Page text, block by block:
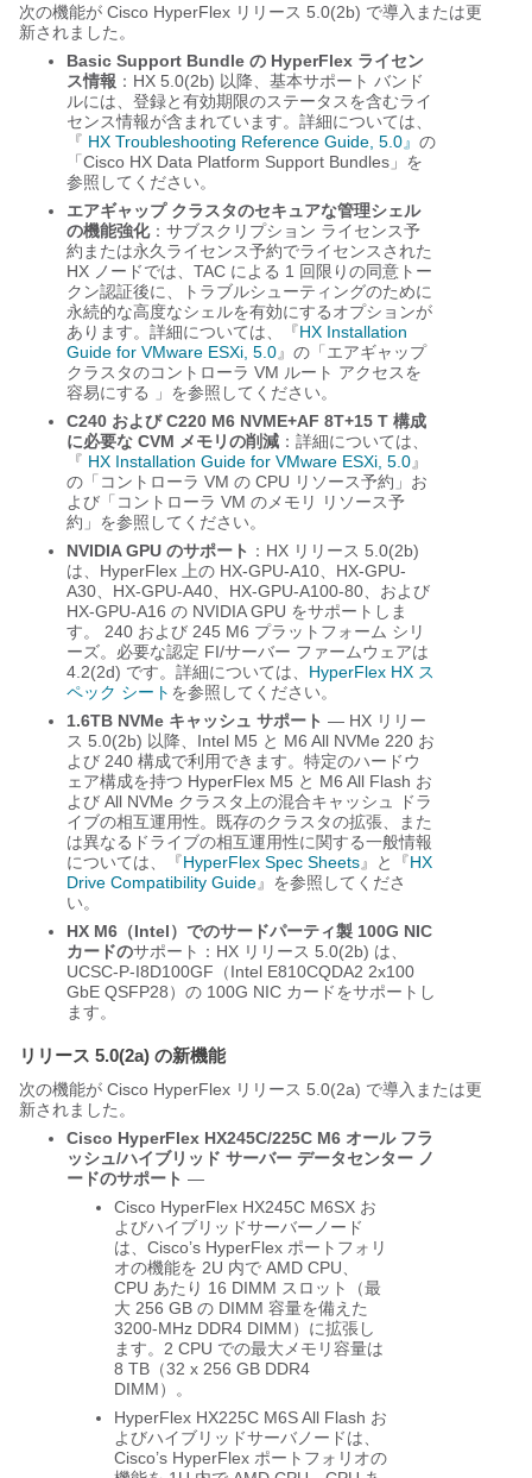
次の機能が Cisco HyperFlex リリース 5.0(2b) で導入または更
新されました。
Basic Support Bundle の HyperFlex ライセン
ス情報 ：HX 5.0(2b) 以降、基本サポート バンド
ルには、登録と有効期限のステータスを含むライ
センス情報が含まれています。詳細については、
『 HX Troubleshooting Reference Guide, 5.0』 の
「Cisco HX Data Platform Support Bundles」を
参照してください。
エアギャップ クラスタのセキュアな管理シェル
の機能強化：サブスクリプション ライセンス予
約または永久ライセンス予約でライセンスされた
HX ノードでは、TAC による 1 回限りの同意トー
クン認証後に、トラブルシューティングのために
永続的な高度なシェルを有効にするオプションが
あります。詳細については、『HX Installation
Guide for VMware ESXi, 5.0』の「エアギャップ
クラスタのコントローラ VM ルート アクセスを
容易にする 」を参照してください。
C240 および C220 M6 NVME+AF 8T+15 T 構成
に必要な CVM メモリの削減 ：詳細については、
『 HX Installation Guide for VMware ESXi, 5.0』
の「コントローラ VM の CPU リソース予約」お
よび「コントローラ VM のメモリ リソース予
約」を参照してください。
NVIDIA GPU のサポート ：HX リリース 5.0(2b)
は、HyperFlex 上の HX-GPU-A10、HX-GPU-
A30、HX-GPU-A40、HX-GPU-A100-80、および
HX-GPU-A16 の NVIDIA GPU をサポートしま
す。 240 および 245 M6 プラットフォーム シリ
ーズ。必要な認定 FI/サーバー ファームウェアは
4.2(2d) です。詳細については、 HyperFlex HX ス
ペック シート を参照してください。
1.6TB NVMe キャッシュ サポート — HX リリー
ス 5.0(2b) 以降、Intel M5 と M6 All NVMe 220 お
よび 240 構成で利用できます。特定のハードウ
ェア構成を持つ HyperFlex M5 と M6 All Flash お
よび All NVMe クラスタ上の混合キャッシュ ドラ
イブの相互運用性。既存のクラスタの拡張、また
は異なるドライブの相互運用性に関する一般情報
については、『HyperFlex Spec Sheets』と『HX
Drive Compatibility Guide』を参照してくださ
い。
HX M6（Intel）でのサードパーティ製 100G NIC
カードのサポート：HX リリース 5.0(2b) は、
UCSC-P-I8D100GF（Intel E810CQDA2 2x100
GbE QSFP28）の 100G NIC カードをサポートし
ます。
リリース 5.0(2a) の新機能
次の機能が Cisco HyperFlex リリース 5.0(2a) で導入または更
新されました。
Cisco HyperFlex HX245C/225C M6 オール フラ
ッシュ/ハイブリッド サーバー データセンター ノ
ードのサポート —
Cisco HyperFlex HX245C M6SX お
よびハイブリッドサーバーノード
は、Cisco’s HyperFlex ポートフォリ
オの機能を 2U 内で AMD CPU、
CPU あたり 16 DIMM スロット（最
大 256 GB の DIMM 容量を備えた
3200-MHz DDR4 DIMM）に拡張し
ます。2 CPU での最大メモリ容量は
8 TB（32 x 256 GB DDR4
DIMM）。
HyperFlex HX225C M6S All Flash お
よびハイブリッドサーバノードは、
Cisco’s HyperFlex ポートフォリオの